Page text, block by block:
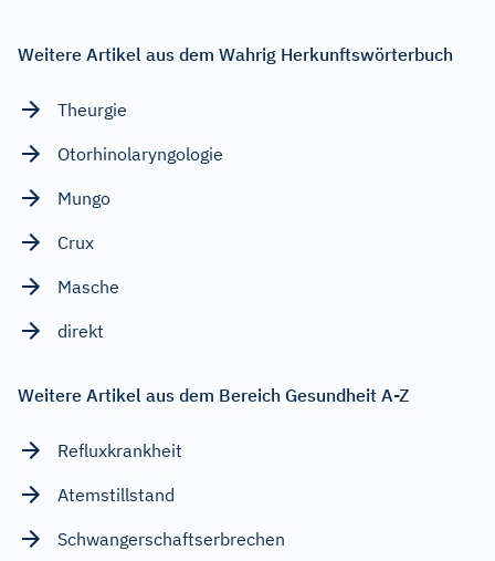
Weitere Artikel aus dem Wahrig Herkunftswörterbuch
Theurgie
Otorhinolaryngologie
Mungo
Crux
Masche
direkt
Weitere Artikel aus dem Bereich Gesundheit A-Z
Refluxkrankheit
Atemstillstand
Schwangerschaftserbrechen